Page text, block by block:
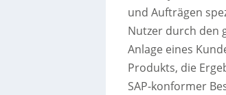
und Aufträgen
Nutzer durch den
Anlage eines
Produkts, die
SAP-konformer